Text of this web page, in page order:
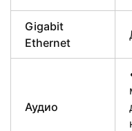
Gigabit
Ethernet
Аудио